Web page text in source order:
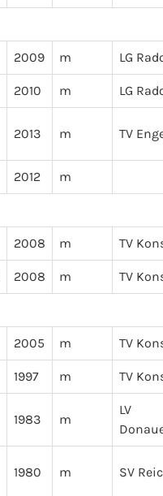
2009 m LG
2010 m LG
2013 m TV
2012 m
2008 m TV
2008 m TV
2005 m TV
1997 m TV
1983 m
LV
1980 m SV